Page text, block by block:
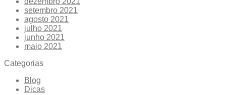
setembro 2021
agosto 2021
julho 2021
junho 2021
maio 2021
Categorias
Blog
Dicas